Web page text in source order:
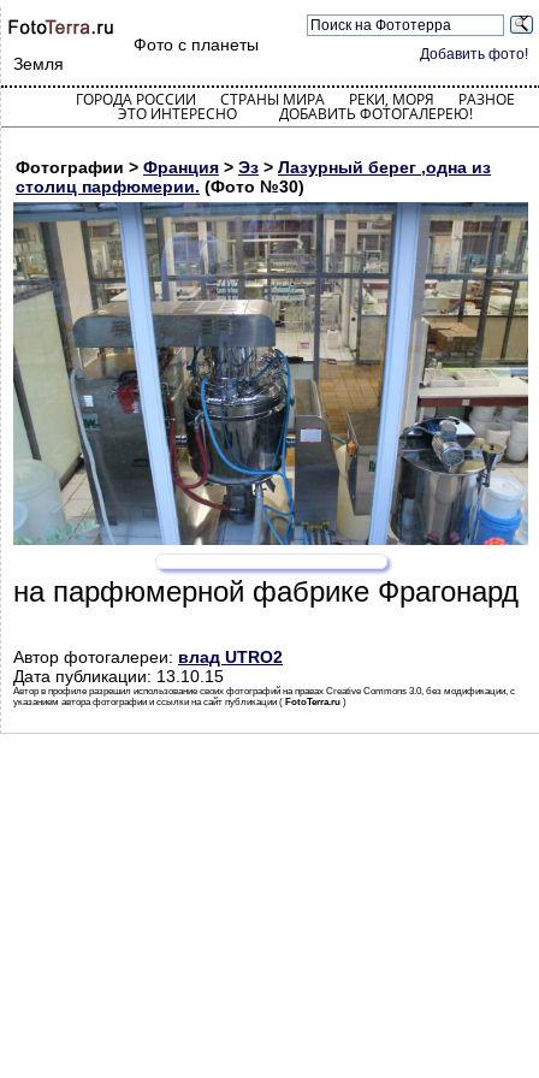
Добавить фото!
Фото с планеты
Земля
ГОРОДА РОССИИ СТРАНЫ МИРА РЕКИ, МОРЯ РАЗНОЕ
ЭТО ИНТЕРЕСНО ДОБАВИТЬ ФОТОГАЛЕРЕЮ!
Фотографии > Франция > Эз > Лазурный берег ,одна из
столиц парфюмерии. (Фото №30)
на парфюмерной фабрике Фрагонард
Автор фотогалереи: влад UTRO2
Дата публикации: 13.10.15
Автор в профиле разрешил использование своих фотографий на правах Creative Commons 3.0, без модификации, с
указанием автора фотографии и ссылки на сайт публикации ( FotoTerra.ru )